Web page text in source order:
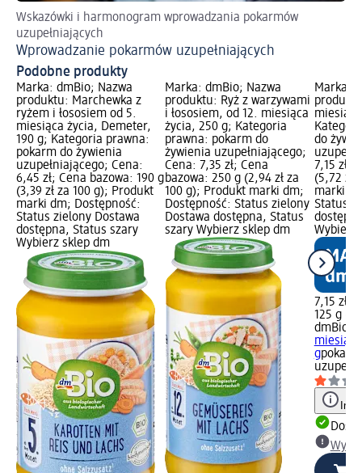
Wskazówki i harmonogram wprowadzania pokarmów
uzupełniających
Wprowadzanie pokarmów uzupełniających
Podobne produkty
Marka: dmBio; Nazwa
produktu: Marchewka z
ryżem i łososiem od 5.
miesiąca życia, Demeter,
190 g; Kategoria prawna:
pokarm do żywienia
uzupełniającego; Cena:
6,45 zł; Cena bazowa: 190 g
(3,39 zł za 100 g); Produkt
marki dm; Dostępność:
Status zielony Dostawa
dostępna, Status szary
Wybierz sklep dm
Marka: dmBio; Nazwa
produktu: Ryż z warzywami
i łososiem, od 12. miesiąca
życia, 250 g; Kategoria
prawna: pokarm do
żywienia uzupełniającego;
Cena: 7,35 zł; Cena
bazowa: 250 g (2,94 zł za
100 g); Produkt marki dm;
Dostępność: Status zielony
Dostawa dostępna, Status
szary Wybierz sklep dm
Marka:
do
7,15 zł;
(5,72 zł
marki
Status
Wybierz
7,15 zł
125 g
dmBio
g